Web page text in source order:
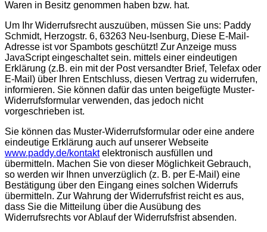
Waren in Besitz genommen haben bzw. hat.
Um Ihr Widerrufsrecht auszuüben, müssen Sie uns: Paddy
Schmidt, Herzogstr. 6, 63263 Neu-Isenburg, Diese E-Mail-
Adresse ist vor Spambots geschützt! Zur Anzeige muss
JavaScript eingeschaltet sein. mittels einer eindeutigen
Erklärung (z.B. ein mit der Post versandter Brief, Telefax oder
E-Mail) über Ihren Entschluss, diesen Vertrag zu widerrufen,
informieren. Sie können dafür das unten beigefügte Muster-
Widerrufsformular verwenden, das jedoch nicht
vorgeschrieben ist.
Sie können das Muster-Widerrufsformular oder eine andere
eindeutige Erklärung auch auf unserer Webseite
www.paddy.de/kontaktelektronisch ausfüllen und
übermitteln. Machen Sie von dieser Möglichkeit Gebrauch,
so werden wir Ihnen unverzüglich (z. B. per E-Mail) eine
Bestätigung über den Eingang eines solchen Widerrufs
übermitteln. Zur Wahrung der Widerrufsfrist reicht es aus,
dass Sie die Mitteilung über die Ausübung des
Widerrufsrechts vor Ablauf der Widerrufsfrist absenden.